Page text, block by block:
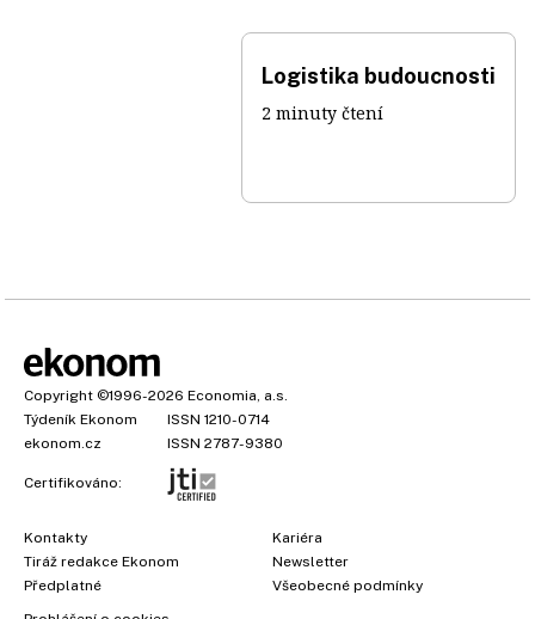
Logistika budoucnosti
2 minuty čtení
Copyright ©1996-2026 Economia, a.s.
Týdeník Ekonom
ISSN 1210-0714
ekonom.cz
ISSN 2787-9380
Certifikováno:
Kontakty
Tiráž redakce Ekonom
Předplatné
Kariéra
Newsletter
Všeobecné podmínky